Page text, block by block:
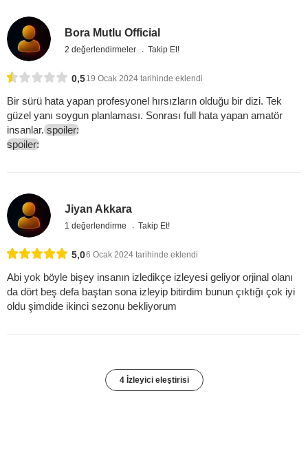
Bora Mutlu Official
2 değerlendirmeler Takip Et!
0,519 Ocak 2024 tarihinde eklendi
Bir sürü hata yapan profesyonel hırsızların olduğu bir dizi. Tek
güzel yanı soygun planlaması. Sonrası full hata yapan amatör
insanlar. spoiler:
spoiler:
Jiyan Akkara
1 değerlendirme Takip Et!
5,06 Ocak 2024 tarihinde eklendi
Abi yok böyle bişey insanın izledikçe izleyesi geliyor orjinal olanı
da dört beş defa baştan sona izleyip bitirdim bunun çıktığı çok iyi
oldu şimdide ikinci sezonu bekliyorum
4 İzleyici eleştirisi